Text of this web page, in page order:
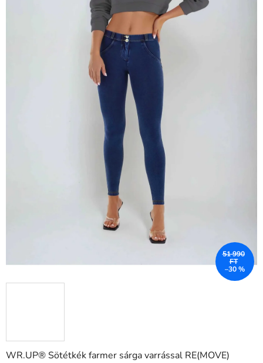
WR.UP® Sötétkék farmer sárga varrással RE(MOVE)
51 990
FT
–30 %